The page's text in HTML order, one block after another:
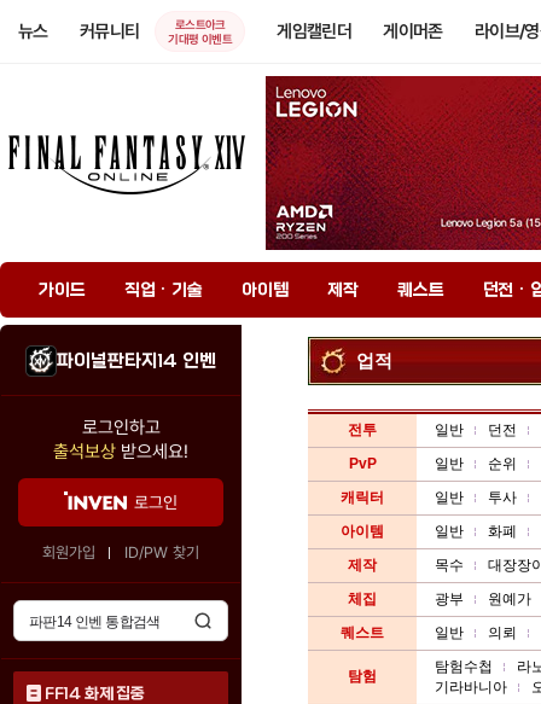
뉴스 커뮤니티
로스트아크
기대평 이벤트
게임캘린더 게이머존 라이브/
가이드 직업 · 기술 아이템 제작 퀘스트 던전 ·
파이널판타지14 인벤
로그인하고
출석보상 받으세요!
로그인
회원가입 ID/PW 찾기
FF14 화제 집중
업적
전투 일반
던전
PvP
일반
순위
캐릭터
일반
투사
아이템
일반
화폐
제작
목수
대장장
체집
광부
원예가
퀘스트
일반 의뢰
탐험
탐험수첩
라
기라바니아